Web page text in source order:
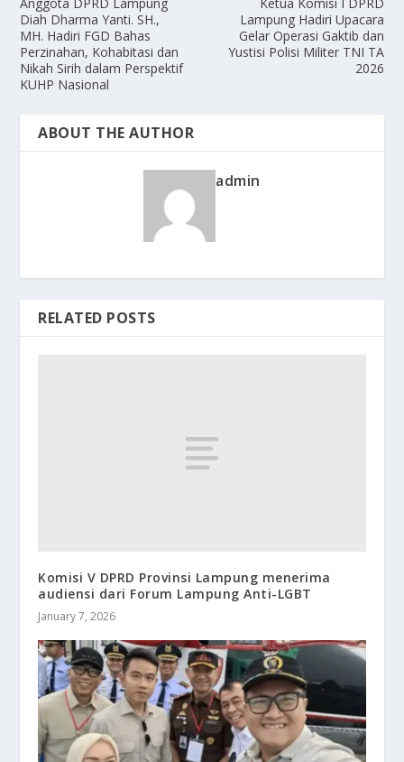
Diah Dharma Yanti. SH.,
MH. Hadiri FGD Bahas
Perzinahan, Kohabitasi dan
Nikah Sirih dalam Perspektif
KUHP Nasional
Lampung Hadiri Upacara
Gelar Operasi Gaktib dan
Yustisi Polisi Militer TNI TA
2026
ABOUT THE AUTHOR
admin
RELATED POSTS
Komisi V DPRD Provinsi Lampung menerima
audiensi dari Forum Lampung Anti-LGBT
January 7, 2026